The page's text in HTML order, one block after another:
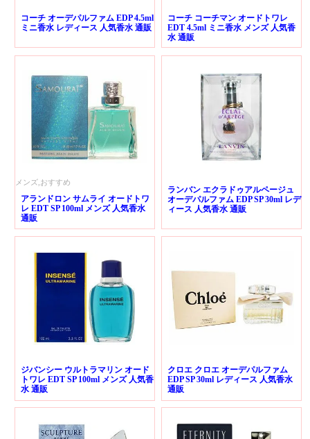
コーチ オーデパルファム EDP 4.5ml
ミニ香水 レディース 人気香水 通販
コーチ コーチマン オードトワレ
EDT 4.5ml ミニ香水 メンズ 人気香
水 通販
メンズ,おすすめ
アランドロン サムライ オードトワ
レ EDT SP 100ml メンズ 人気香水
通販
ランバン エクラドゥアルページュ
オーデパルファム EDP SP 30ml レデ
ィース 人気香水 通販
ジバンシー ウルトラマリン オード
トワレ EDT SP 100ml メンズ 人気香
水 通販
クロエ クロエ オーデパルファム
EDP SP 30ml レディース 人気香水
通販